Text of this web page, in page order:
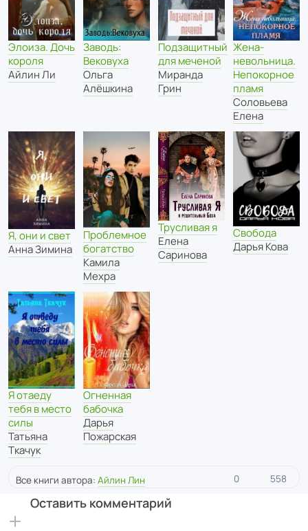
Элоиза. Дочь
короля
Айлин Ли
Заводь:
Вековуха
Ольга
Алёшкина
Подзащитный
для меченой
Миранда
Грин
Жена-
невольница.
Непокорное
пламя
Соловьева
Елена
Я, они и свет
Анна Зимина
Проблемное
богатство
Камила
Мехра
Трусливая я
Елена
Саринова
Свобода
Дарья Кова
Я отаеду
тебя в место
силы
Татьяна
Ткачук
Огненная
бабочка
Дарья
Пожарская
Все книги автора: Айлин Лин 0 558
Оставить комментарий